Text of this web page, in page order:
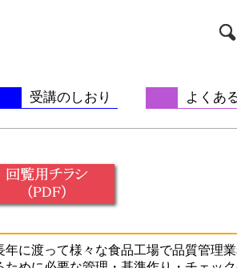
受講のしおり よくあ
に渡って様々な食品工場で品質管理